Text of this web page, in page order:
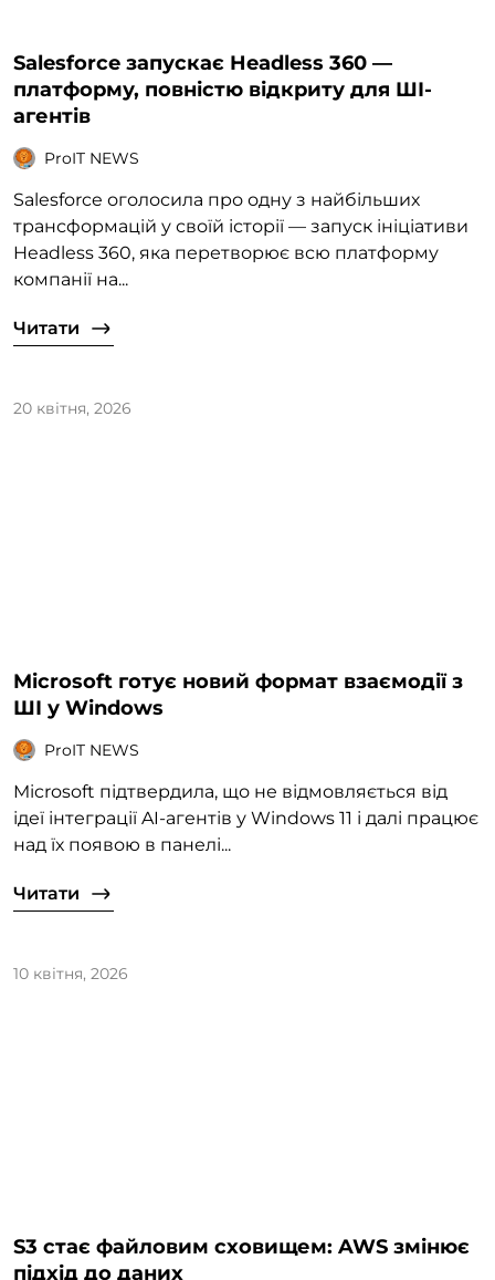
Salesforce запускає Headless 360 —
платформу, повністю відкриту для ШІ-
агентів
ProIT NEWS
Salesforce оголосила про одну з найбільших
трансформацій у своїй історії — запуск ініціативи
Headless 360, яка перетворює всю платформу
компанії на...
Читати
20 квітня, 2026
Microsoft готує новий формат взаємодії з
ШІ у Windows
ProIT NEWS
Microsoft підтвердила, що не відмовляється від
ідеї інтеграції AI-агентів у Windows 11 і далі працює
над їх появою в панелі...
Читати
10 квітня, 2026
S3 стає файловим сховищем: AWS змінює
підхід до даних